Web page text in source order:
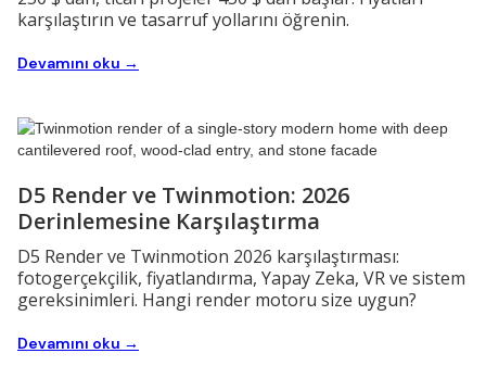
karşılaştırın ve tasarruf yollarını öğrenin.
Devamını oku →
D5 Render ve Twinmotion: 2026
Derinlemesine Karşılaştırma
D5 Render ve Twinmotion 2026 karşılaştırması:
fotogerçekçilik, fiyatlandırma, Yapay Zeka, VR ve sistem
gereksinimleri. Hangi render motoru size uygun?
Devamını oku →